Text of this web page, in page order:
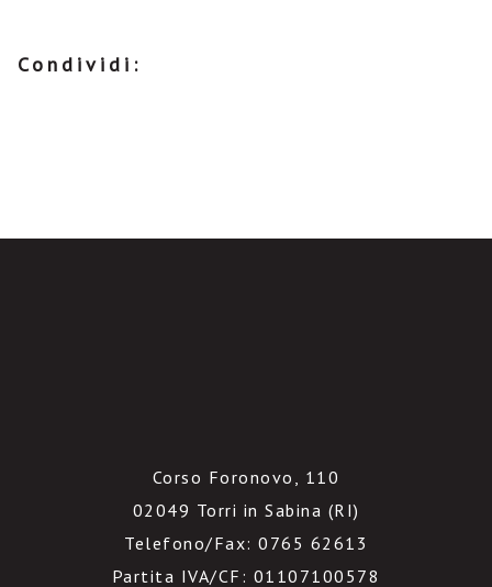
Condividi:
Corso Foronovo, 110
02049 Torri in Sabina (RI)
Telefono/Fax: 0765 62613
Partita IVA/CF: 01107100578